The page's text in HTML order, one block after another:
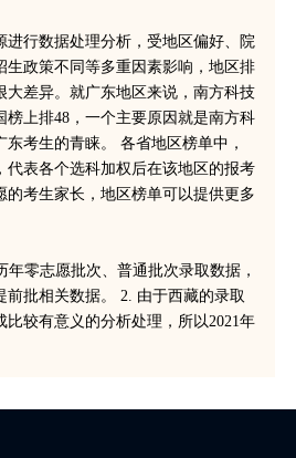
进行数据处理分析，受地区偏好、院
生政策不同等多重因素影响，地区排
大差异。就广东地区来说，南方科技
榜上排48，一个主要原因就是南方科
考生的青睐。 各省地区榜单中，
代表各个选科加权后在该地区的报考
的考生家长，地区榜单可以提供更多
年零志愿批次、普通批次录取数据，
前批相关数据。 2. 由于西藏的录取
较有意义的分析处理，所以2021年